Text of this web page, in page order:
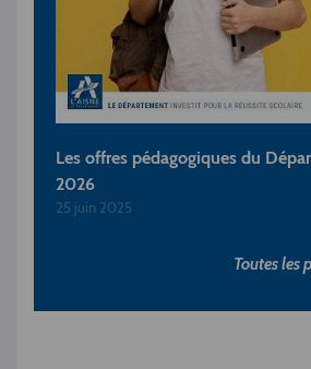
Les offres pédagogiques du
2026
25 juin 2025
Toutes les